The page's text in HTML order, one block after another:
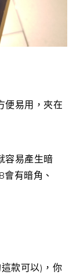
便易用，夾在
容易產生暗
有暗角、
款可以)，你